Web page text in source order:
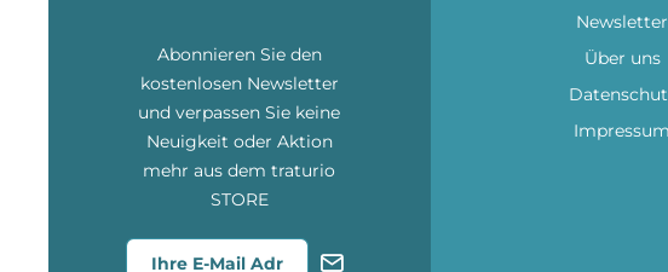
Newsletter
Über uns
Impressum
Abonnieren Sie den
kostenlosen Newsletter
und verpassen Sie keine
Neuigkeit oder Aktion
mehr aus dem traturio
STORE